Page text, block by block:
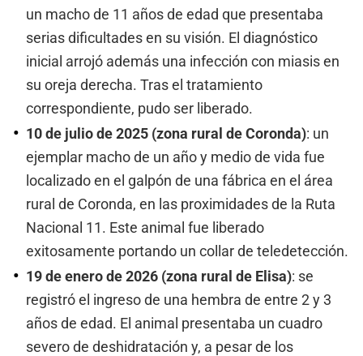
un macho de 11 años de edad que presentaba
serias dificultades en su visión. El diagnóstico
inicial arrojó además una infección con miasis en
su oreja derecha. Tras el tratamiento
correspondiente, pudo ser liberado.
10 de julio de 2025 (zona rural de Coronda): un
ejemplar macho de un año y medio de vida fue
localizado en el galpón de una fábrica en el área
rural de Coronda, en las proximidades de la Ruta
Nacional 11. Este animal fue liberado
exitosamente portando un collar de teledetección.
19 de enero de 2026 (zona rural de Elisa): se
registró el ingreso de una hembra de entre 2 y 3
años de edad. El animal presentaba un cuadro
severo de deshidratación y, a pesar de los